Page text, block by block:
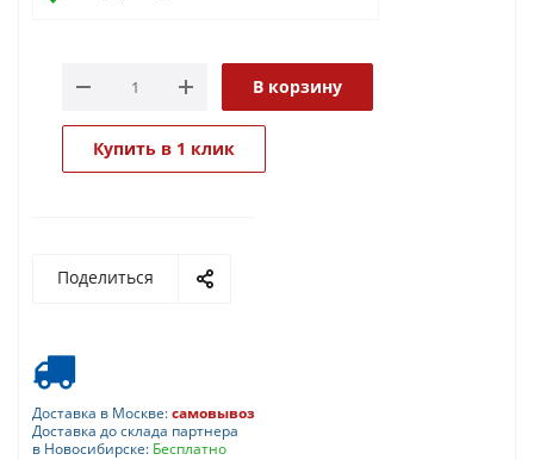
В корзину
Купить в 1 клик
Поделиться
Доставка в Москве:самовывоз
Доставка до склада партнера
в Новосибирске: Бесплатно